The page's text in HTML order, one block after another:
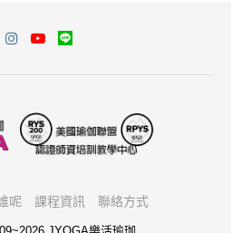
呢 課程資訊 聯絡方式
JYOGA樂活瑜珈